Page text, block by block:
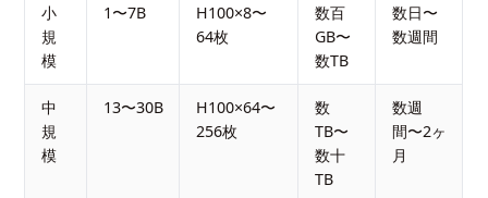
小
規
模
1〜7B
H100×8〜
64枚
数百
GB〜
数TB
数日〜
数週間
中
規
模
13〜30B
H100×64〜
256枚
数
TB〜
数十
TB
数週
間〜2ヶ
月